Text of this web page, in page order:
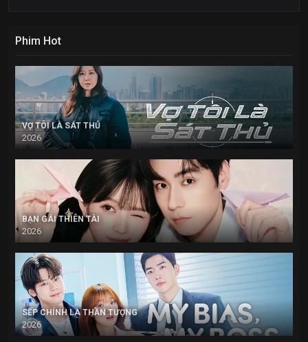
Phim Hot
VỢ TÔI LÀ SÁT THỦ
2026
BẠN GÁI THIÊN TÀI
2026
SẾP CHÍNH LÀ THẦN TƯỢNG
2026